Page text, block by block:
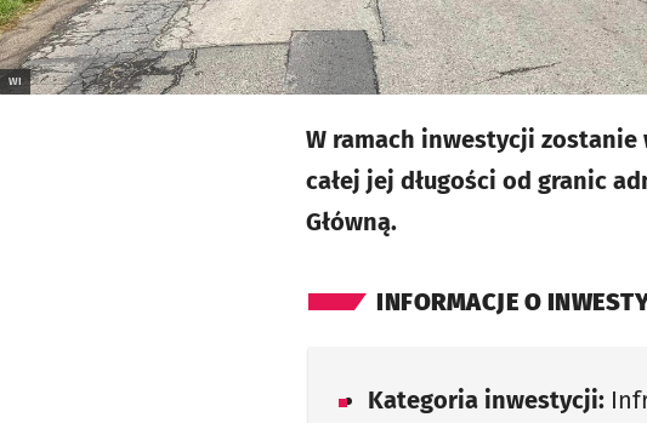
WI
W ramach inwestycji zostanie
całej jej długości od granic
Główną.
INFORMACJE O
Kategoria inwestycji: